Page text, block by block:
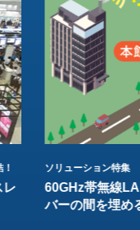
レ
ソリューション特集
60GHz帯無線
バーの間を埋め